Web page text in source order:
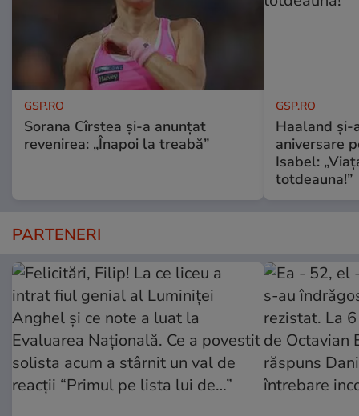
GSP.RO
Sorana Cîrstea și-a anunțat
revenirea: „Înapoi la treabă”
GSP.RO
Haaland
aniversare
Isabel:
totdeauna!”
PARTENERI